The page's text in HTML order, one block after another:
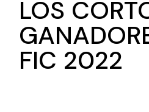
LOS
FIC 2022